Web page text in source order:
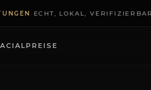
· ECHT, LOKAL, VERIFIZIERBAR
PREISE